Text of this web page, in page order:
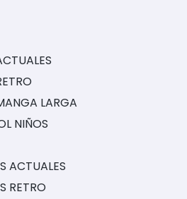
LARGA
NIÑOS
ACTUALES
RETRO